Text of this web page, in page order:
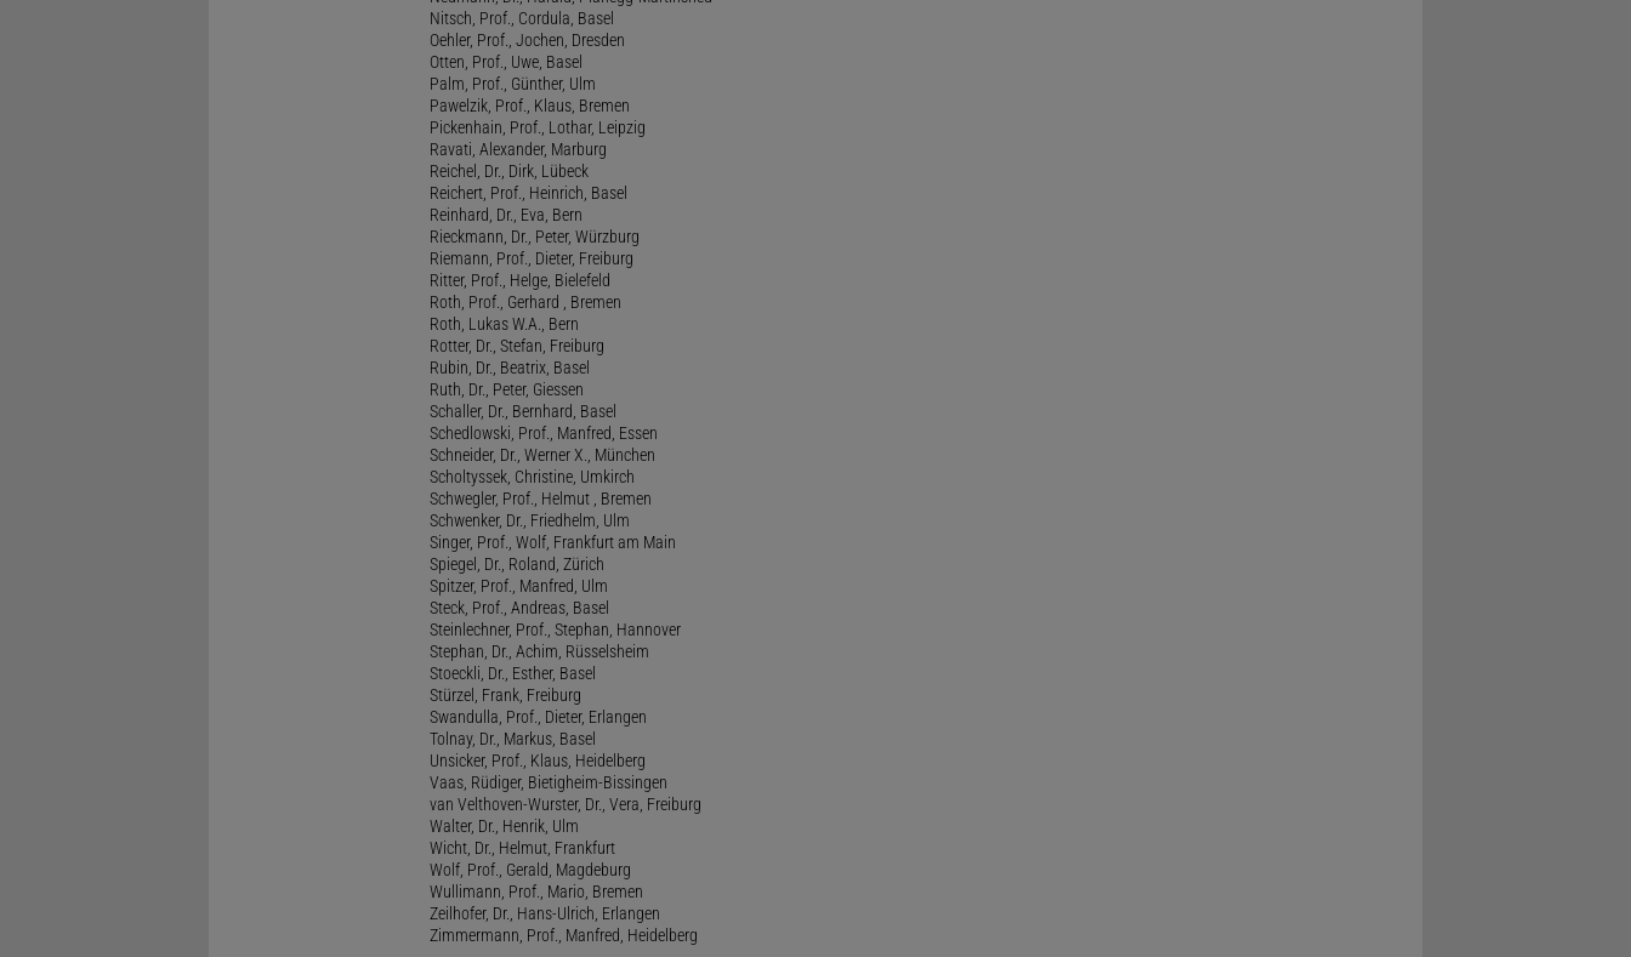
Nitsch, Prof., Cordula, Basel
Oehler, Prof., Jochen, Dresden
Otten, Prof., Uwe, Basel
Palm, Prof., Günther, Ulm
Pawelzik, Prof., Klaus, Bremen
Pickenhain, Prof., Lothar, Leipzig
Ravati, Alexander, Marburg
Reichel, Dr., Dirk, Lübeck
Reichert, Prof., Heinrich, Basel
Reinhard, Dr., Eva, Bern
Rieckmann, Dr., Peter, Würzburg
Riemann, Prof., Dieter, Freiburg
Ritter, Prof., Helge, Bielefeld
Roth, Prof., Gerhard , Bremen
Roth, Lukas W.A., Bern
Rotter, Dr., Stefan, Freiburg
Rubin, Dr., Beatrix, Basel
Ruth, Dr., Peter, Giessen
Schaller, Dr., Bernhard, Basel
Schedlowski, Prof., Manfred, Essen
Schneider, Dr., Werner X., München
Scholtyssek, Christine, Umkirch
Schwegler, Prof., Helmut , Bremen
Schwenker, Dr., Friedhelm, Ulm
Singer, Prof., Wolf, Frankfurt am Main
Spiegel, Dr., Roland, Zürich
Spitzer, Prof., Manfred, Ulm
Steck, Prof., Andreas, Basel
Steinlechner, Prof., Stephan, Hannover
Stephan, Dr., Achim, Rüsselsheim
Stoeckli, Dr., Esther, Basel
Stürzel, Frank, Freiburg
Swandulla, Prof., Dieter, Erlangen
Tolnay, Dr., Markus, Basel
Unsicker, Prof., Klaus, Heidelberg
Vaas, Rüdiger, Bietigheim-Bissingen
van Velthoven-Wurster, Dr., Vera, Freiburg
Walter, Dr., Henrik, Ulm
Wicht, Dr., Helmut, Frankfurt
Wolf, Prof., Gerald, Magdeburg
Wullimann, Prof., Mario, Bremen
Zeilhofer, Dr., Hans-Ulrich, Erlangen
Zimmermann, Prof., Manfred, Heidelberg